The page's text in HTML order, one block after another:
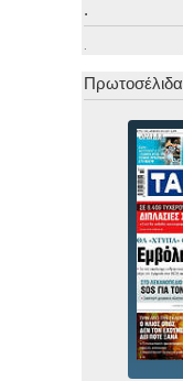
.
.
Πρωτοσέλιδα